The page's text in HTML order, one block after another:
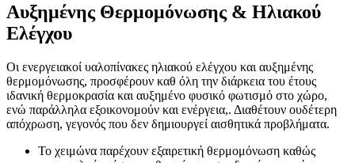
Αυξημένης Θερμομόνωσης & Ηλιακού
Ελέγχου
Οι ενεργειακοί υαλοπίνακες ηλιακού ελέγχου και αυξημένης
θερμομόνωσης, προσφέρουν καθ όλη την διάρκεια του έτους
ιδανική θερμοκρασία και αυξημένο φυσικό φωτισμό στο χώρο,
ενώ παράλληλα εξοικονομούν και ενέργεια,. Διαθέτουν ουδέτερη
απόχρωση, γεγονός που δεν δημιουργεί αισθητικά προβλήματα.
Το χειμώνα παρέχουν εξαιρετική θερμομόνωση καθώς